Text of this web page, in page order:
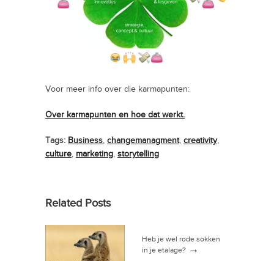
Voor meer info over die karmapunten:
Over karmapunten en hoe dat werkt.
Tags: Business, changemanagment, creativity,
culture, marketing, storytelling
Related Posts
Heb je wel rode sokken
in je etalage? →